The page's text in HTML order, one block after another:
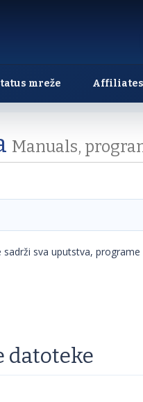
mreže Affiliates
Manuals,
sva uputstva,
datoteke